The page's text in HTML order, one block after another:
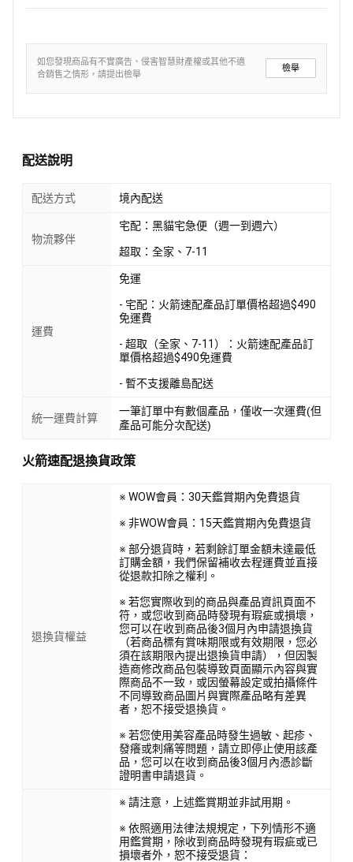
如您發現商品有不實廣告、侵害智慧財產權或其他不適
合銷售之情形，請提出檢舉
檢舉
配送說明
配送方式 境內配送
物流夥伴
宅配：黑貓宅急便（週一到週六）
超取：全家、7-11
運費
免運
- 宅配：火箭速配產品訂單價格超過$490
免運費
- 超取（全家、7-11）：火箭速配產品訂
單價格超過$490免運費
- 暫不支援離島配送
統一運費計算
一筆訂單中有數個產品，僅收一次運費(但
產品可能分次配送)
火箭速配退換貨政策
退換貨權益
※ WOW會員：30天鑑賞期內免費退貨
※ 非WOW會員：15天鑑賞期內免費退貨
※ 部分退貨時，若剩餘訂單金額未達最低
訂購金額，我們保留補收去程運費並直接
從退款扣除之權利。
※ 若您實際收到的商品與產品資訊頁面不
符，或您收到商品時發現有瑕疵或損壞，
您可以在收到商品後3個月內申請退換貨
（若商品標有賞味期限或有效期限，您必
須在該期限內提出退換貨申請），但因製
造商修改商品包裝導致頁面顯示內容與實
際商品不一致，或因螢幕設定或拍攝條件
不同導致商品圖片與實際產品略有差異
者，恕不接受退換貨。
※ 若您使用美容產品時發生過敏、起疹、
發癢或刺痛等問題，請立即停止使用該產
品，您可以在收到商品後3個月內憑診斷
證明書申請退貨。
※ 請注意，上述鑑賞期並非試用期。
※ 依照適用法律法規規定，下列情形不適
用鑑賞期，除收到商品時發現有瑕疵或已
損壞者外，恕不接受退貨：